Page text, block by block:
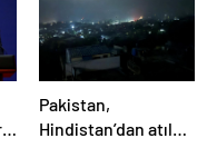
Pakistan,
Hindistan’dan atılan